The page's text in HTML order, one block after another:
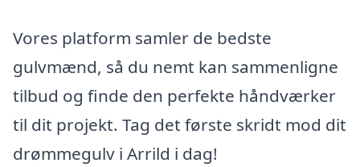
Vores platform samler de bedste
gulvmænd, så du nemt kan sammenligne
tilbud og finde den perfekte håndværker
til dit projekt. Tag det første skridt mod dit
drømmegulv i Arrild i dag!